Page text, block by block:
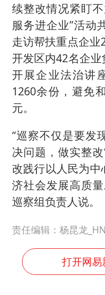
续整改情况紧盯
服务进企业”活动
走访帮扶重点企业
开发区内42名企业
开展企业法治讲
1260余份，避免
元。
“巡察不仅是要发
决问题，做实整改
改践行以人民为
济社会发展高质
巡察组负责人说。
责任编辑：杨昆龙
打开网